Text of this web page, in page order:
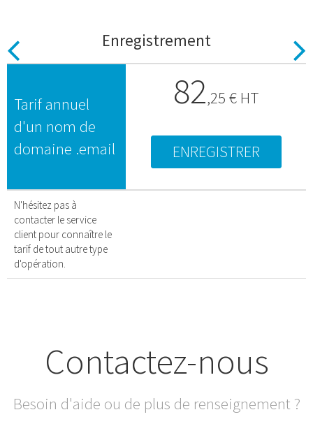
Enregistrement
Tarif annuel
d'un nom de
domaine .email
82,25 € HT
ENREGISTRER
N'hésitez pas à
contacter le service
client pour connaître le
tarif de tout autre type
d'opération.
Contactez-nous
Besoin d'aide ou de plus de renseignement ?